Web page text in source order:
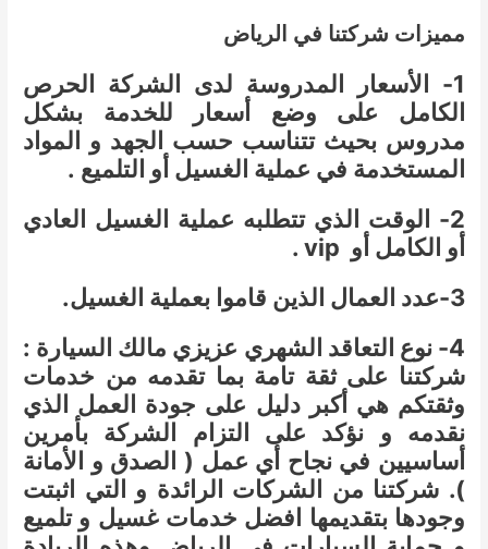
مميزات شركتنا في الرياض
1- الأسعار المدروسة لدى الشركة الحرص
الكامل على وضع أسعار للخدمة بشكل
مدروس بحيث تتناسب حسب الجهد و المواد
المستخدمة في عملية الغسيل أو التلميع .
2- الوقت الذي تتطلبه عملية الغسيل العادي
أو الكامل أو vip .
3-عدد العمال الذين قاموا بعملية الغسيل.
4- نوع التعاقد الشهري عزيزي مالك السيارة :
شركتنا على ثقة تامة بما تقدمه من خدمات
وثقتكم هي أكبر دليل على جودة العمل الذي
نقدمه و نؤكد على التزام الشركة بأمرين
أساسيين في نجاح أي عمل ( الصدق و الأمانة
). شركتنا من الشركات الرائدة و التي اثبتت
وجودها بتقديمها افضل خدمات غسيل و تلميع